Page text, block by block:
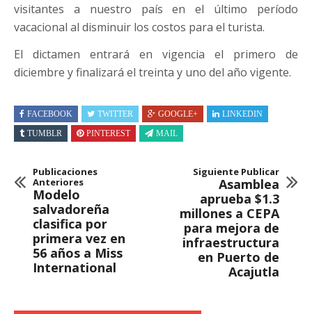
visitantes a nuestro país en el último período
vacacional al disminuir los costos para el turista.
El dictamen entrará en vigencia el primero de
diciembre y finalizará el treinta y uno del año vigente.
FACEBOOK TWITTER GOOGLE+
LINKEDIN
TUMBLR
PINTEREST MAIL
Publicaciones
Anteriores
Modelo
salvadoreña
clasifica por
primera vez en
56 años a Miss
International
Siguiente Publicar
Asamblea
aprueba $1.3
millones a CEPA
para mejora de
infraestructura
en Puerto de
Acajutla